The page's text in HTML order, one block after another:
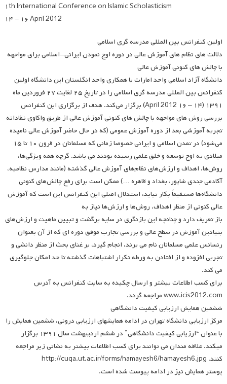
۱th International Conference on Islamic Scholasticism
۱۴ – ۱۶ April 2012
اولین کنفرانس بین المللی مدرسه گری اسلامی
دلالت های نظام های آموزش عالی در دوره اوج نمودن ایرانی-اسلامی برای مواجهه
با چالش های کنونی آموزش عالی
دانشگاه آزاد اسلامی واحد امارات با همکاری واحد انگلستان این دانشگاه اولین
کنفرانس بین المللی مدرسه گری اسلامی را در تاریخ ۲۵ لغایت ۲۷ فروردین ماه
۱۳۹۱ (۱۴ – ۱۶ April 2012) برگزار می‌کند. هدف از برگزاری این کنفرانس
بررسی روش های مواجهه با چالش های کنونی آموزش عالی از طریق واکاوی نقادانه
تجربه آموزشی بعد از دوره آموزش عمومی (که در حال حاضر آموزش عالی نامیده
می‌شود) در تمدن اسلامی و ایرانی خصوصا زمانی که مسلمانان در قرون ۱۰ تا ۱۵
میلادی به اوج توسعه و خلق علمی رسیده بودند می باشد. گرچه همه ویژگی‌ها،
روش‌ها، اهداف و ارزش‌های نظام‌های آموزش عالی گذشته (مانند مدارس نظامیه،
آکادمی جندی شاپور، بغداد و قاهره …) ممکن است برای رفع چالش‌های کنونی
دانشگاه‌ها مستقیماً بکار نیاید، استدلال اصلی این کنفرانس این است که آموزش
عالی کنونی از منظر اهداف، روش‌ها و ارزش‌ها نیاز به
باز تعریف دارد و چنانچه این بازنگری در سایه برگشت و تبیین ماهیت و ارزش‌های
بنیادین آموزش در سطح عالی و بررسی تجارب موفق دوره ای که از آن بعنوان
رنسانس علمی مسلمانان نام می برند، انجام گیرد، بر غنای بحث از منظر دانشی و
تجربی افزوده و از افتادن به ورطه تکرار اشتباهات گذشته تا حد امکان جلوگیری
می کند.
برای کسب اطلاعات بیشتر و ارسال چکیده به سایت کنفرانس به آدرس
www.icis2012.com مراجعه گردد.
ششمین همایش ارزیابی کیفیت دانشگاهی
مرکز ارزیابی دانشگاه تهران در ادامه همایشهای ارزیابی درونی، ششمین همایش را
با عنوان “ارزیابی کیفیت دانشگاهی” در ششم اردیبهشت سال ۱۳۹۱ برگزار
میکند. علاقه مندان می توانند برای کسب اطلاعات بیشتر به نشانی زیر مراجعه
کنند. http://cuqa.ut.ac.ir/forms/hamayesh6/hamayesh6.jpg
پوستر همایش نیز در ادامه پیوست شده است.